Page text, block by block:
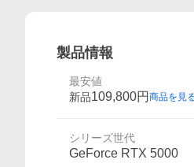
製品情報
最安値
新品109,800円 商品を見
シリーズ世代
GeForce RTX 5000